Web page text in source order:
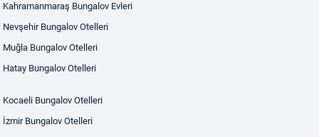
Kahramanmaraş Bungalov Evleri
Nevşehir Bungalov Otelleri
Muğla Bungalov Otelleri
Hatay Bungalov Otelleri
Kocaeli Bungalov Otelleri
İzmir Bungalov Otelleri